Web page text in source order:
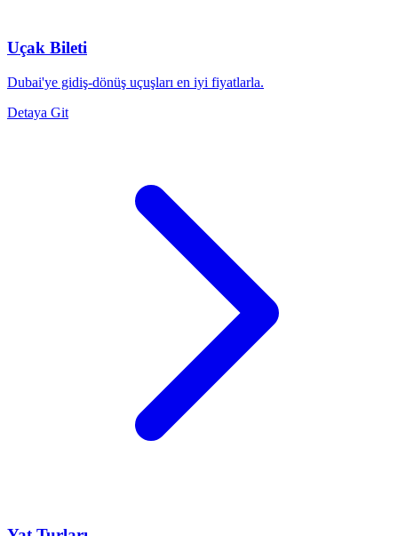
Uçak Bileti
Dubai'ye gidiş-dönüş uçuşları en iyi fiyatlarla.
Detaya Git